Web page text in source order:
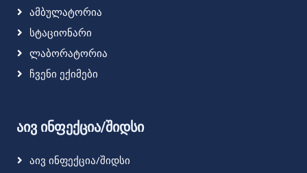
Ამბულატორია
Სტაციონარი
Ლაბორატორია
Ჩვენი Ექიმები
აივ ინფექცია/შიდსი
Აივ Ინფექცია/შიდსი